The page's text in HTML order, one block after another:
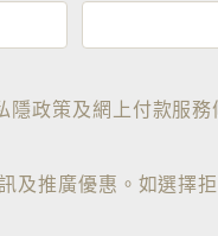
政策及網上付款服務
及推廣優惠。如選擇